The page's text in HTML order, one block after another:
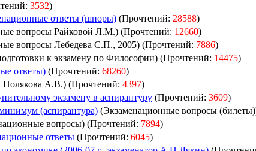
3532)
ответы (шпоры) (Прочтений: 28588)
вопросы Райковой Л.М.) (Прочтений: 12660)
вопросы Лебедева С.П., 2005) (Прочтений: 7886)
к экзамену по Философии) (Прочтений: 14475)
ответы) (Прочтений: 68260)
А.В.) (Прочтений: 4397)
экзамену в аспирантуру (Прочтений: 3609)
(аспирантура) (Экзаменационные вопросы
вопросы) (Прочтений: 7894)
ответы (Прочтений: 6045)